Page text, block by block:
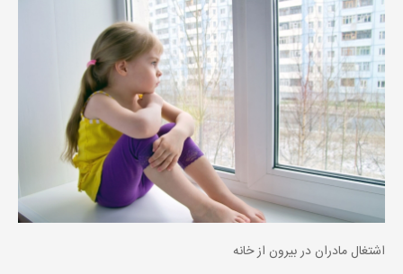
اشتغال مادران در بیرون از خانه